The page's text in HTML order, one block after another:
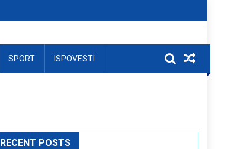
SPORT ISPOVESTI
RECENT POSTS